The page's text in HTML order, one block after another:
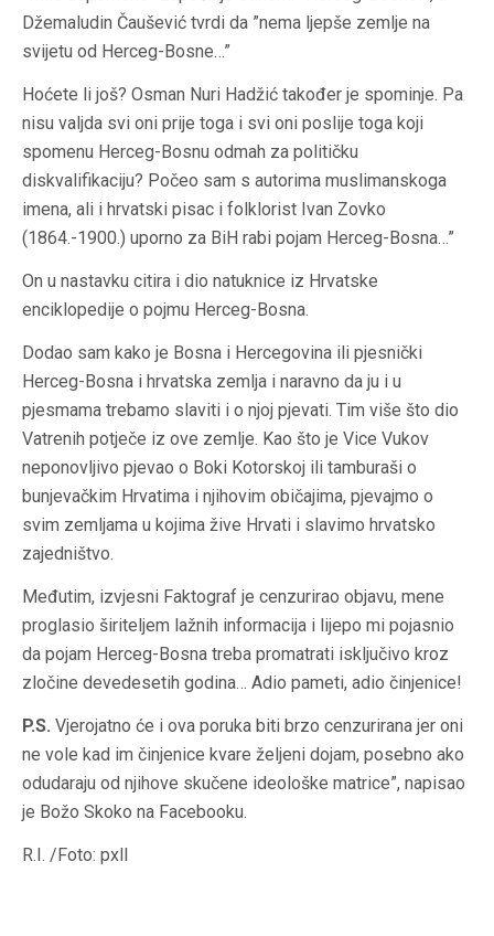
Džemaludin Čaušević tvrdi da ”nema ljepše zemlje na
svijetu od Herceg-Bosne…”
Hoćete li još? Osman Nuri Hadžić također je spominje. Pa
nisu valjda svi oni prije toga i svi oni poslije toga koji
spomenu Herceg-Bosnu odmah za političku
diskvalifikaciju? Počeo sam s autorima muslimanskoga
imena, ali i hrvatski pisac i folklorist Ivan Zovko
(1864.-1900.) uporno za BiH rabi pojam Herceg-Bosna…”
On u nastavku citira i dio natuknice iz Hrvatske
enciklopedije o pojmu Herceg-Bosna.
Dodao sam kako je Bosna i Hercegovina ili pjesnički
Herceg-Bosna i hrvatska zemlja i naravno da ju i u
pjesmama trebamo slaviti i o njoj pjevati. Tim više što dio
Vatrenih potječe iz ove zemlje. Kao što je Vice Vukov
neponovljivo pjevao o Boki Kotorskoj ili tamburaši o
bunjevačkim Hrvatima i njihovim običajima, pjevajmo o
svim zemljama u kojima žive Hrvati i slavimo hrvatsko
zajedništvo.
Međutim, izvjesni Faktograf je cenzurirao objavu, mene
proglasio širiteljem lažnih informacija i lijepo mi pojasnio
da pojam Herceg-Bosna treba promatrati isključivo kroz
zločine devedesetih godina… Adio pameti, adio činjenice!
P.S. Vjerojatno će i ova poruka biti brzo cenzurirana jer oni
ne vole kad im činjenice kvare željeni dojam, posebno ako
odudaraju od njihove skučene ideološke matrice”, napisao
je Božo Skoko na Facebooku.
R.I. /Foto: pxll